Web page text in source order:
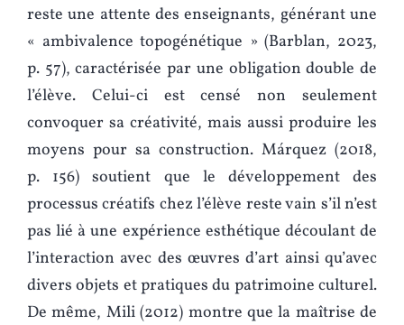
reste une attente des enseignants, générant une
« ambivalence topogénétique » (Barblan, 2023,
p. 57), caractérisée par une obligation double de
l’élève. Celui-ci est censé non seulement
convoquer sa créativité, mais aussi produire les
moyens pour sa construction. Márquez (2018,
p. 156) soutient que le développement des
processus créatifs chez l’élève reste vain s’il n’est
pas lié à une expérience esthétique découlant de
l’interaction avec des œuvres d’art ainsi qu’avec
divers objets et pratiques du patrimoine culturel.
De même, Mili (2012) montre que la maîtrise de